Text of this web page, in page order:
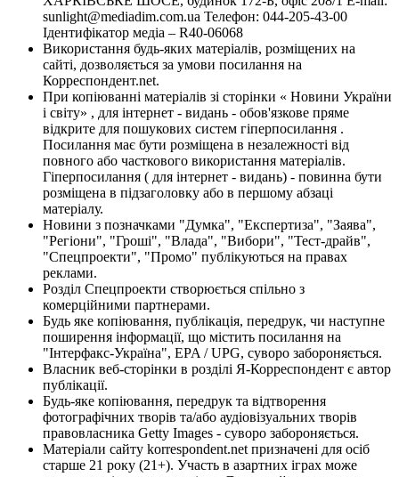
sunlight@mediadim.com.ua Телефон: 044-205-43-00
Ідентифікатор медіа – R40-06068
Використання будь-яких матеріалів, розміщених на
сайті, дозволяється за умови посилання на
Корреспондент.net.
При копіюванні матеріалів зі сторінки « Новини України
і світу» , для інтернет - видань - обов'язкове пряме
відкрите для пошукових систем гіперпосилання .
Посилання має бути розміщена в незалежності від
повного або часткового використання матеріалів.
Гіперпосилання ( для інтернет - видань) - повинна бути
розміщена в підзаголовку або в першому абзаці
матеріалу.
Новини з позначками "Думка", "Експертиза", "Заява",
"Регіони", "Гроші", "Влада", "Вибори", "Тест-драйв",
"Спецпроекти", "Промо" публікуються на правах
реклами.
Розділ Спецпроекти створюється спільно з
комерційними партнерами.
Будь яке копіювання, публікація, передрук, чи наступне
поширення інформації, що містить посилання на
"Інтерфакс-Україна", EPA / UPG, суворо забороняється.
Власник веб-сторінки в розділі Я-Корреспондент є автор
публікації.
Будь-яке копіювання, передрук та відтворення
фотографічних творів та/або аудіовізуальних творів
правовласника Getty Images - суворо забороняється.
Матеріали сайту korrespondent.net призначені для осіб
старше 21 року (21+). Участь в азартних іграх може